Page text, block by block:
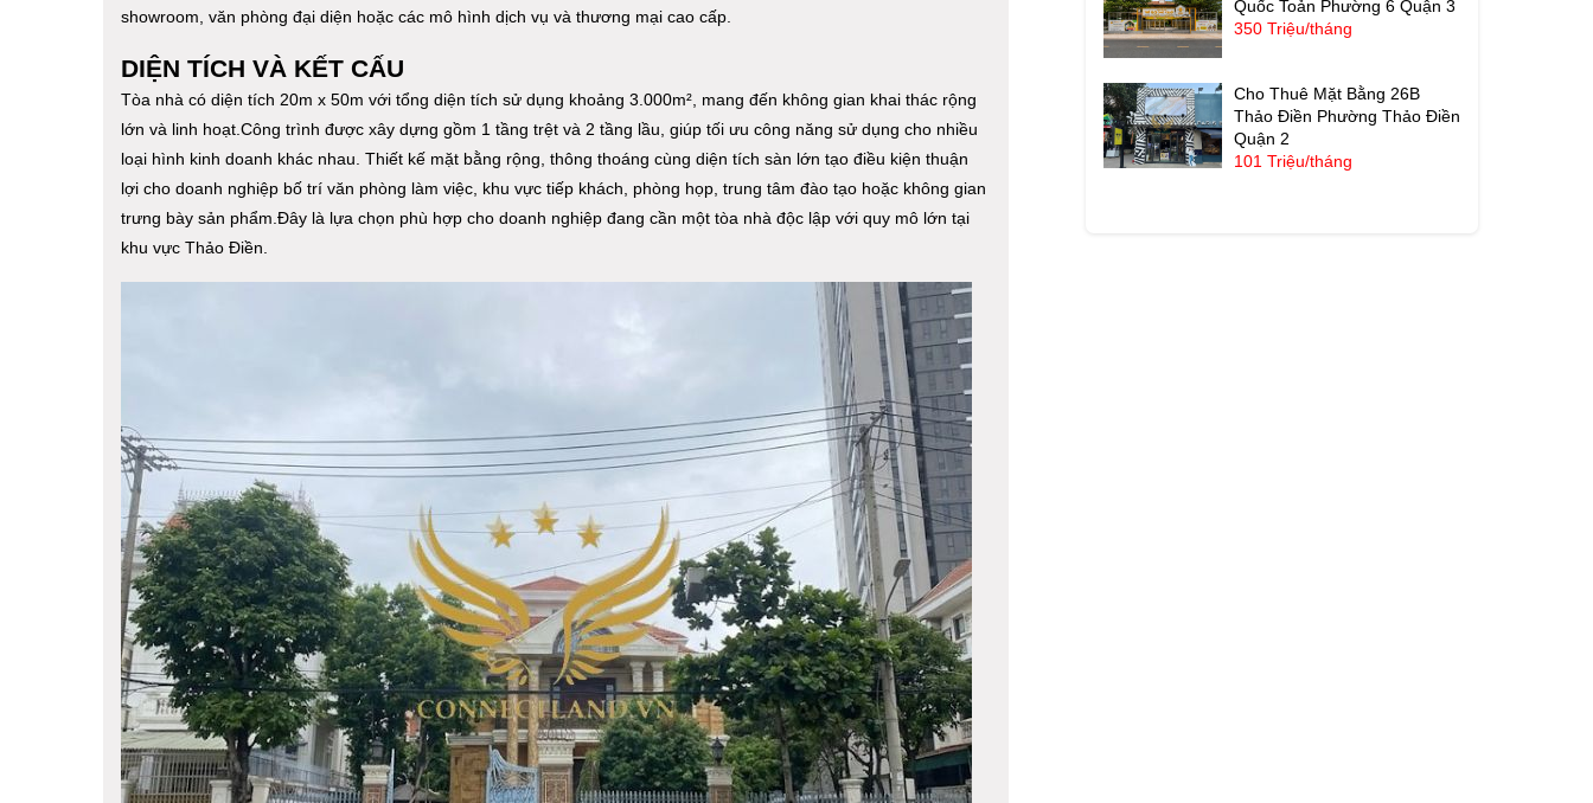
showroom, văn phòng đại diện hoặc các mô hình dịch vụ và thương mại cao cấp.
DIỆN TÍCH VÀ KẾT CẤU
Tòa nhà có diện tích 20m x 50m với tổng diện tích sử dụng khoảng 3.000m², mang đến không gian khai thác rộng
lớn và linh hoạt.Công trình được xây dựng gồm 1 tầng trệt và 2 tầng lầu, giúp tối ưu công năng sử dụng cho nhiều
loại hình kinh doanh khác nhau. Thiết kế mặt bằng rộng, thông thoáng cùng diện tích sàn lớn tạo điều kiện thuận
lợi cho doanh nghiệp bố trí văn phòng làm việc, khu vực tiếp khách, phòng họp, trung tâm đào tạo hoặc không gian
trưng bày sản phẩm.Đây là lựa chọn phù hợp cho doanh nghiệp đang cần một tòa nhà độc lập với quy mô lớn tại
khu vực Thảo Điền.
Quốc Toản Phường 6 Quận 3
350 Triệu/tháng
Cho Thuê Mặt Bằng 26B
Thảo Điền Phường Thảo Điền
Quận 2
101 Triệu/tháng